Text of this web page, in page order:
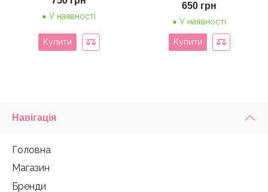
У наявності
Купити
650 грн
У наявності
Купити
Навігація
Головна
Магазин
Бренди